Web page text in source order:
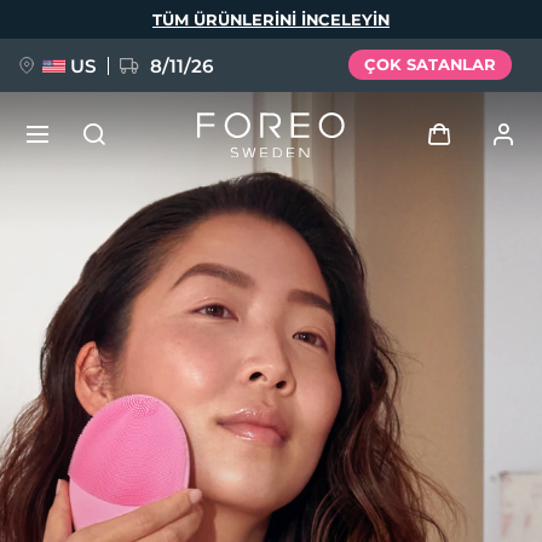
TÜM ÜRÜNLERINI INCELEYIN
US 8/11/26 ÇOK SATANLAR
Kullanici profi̇li̇
Siparişlerim
Adresim
Aboneliklerim
FAQ™ Pure Beauty-Tech Elixir
BREAKING NEWS
issa™ Teeth Whitening Set
Dil Seçimi
English Deutsch
Español
Français
Italiano
Português
Polski
Svenska
Русский
Türkçe
简体中文 繁體中文